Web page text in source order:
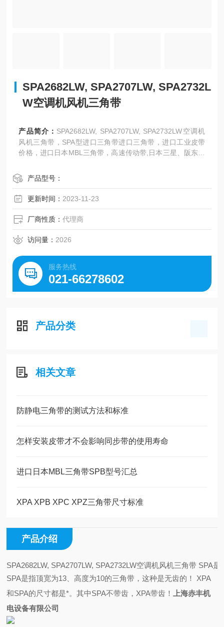
SPA2682LW, SPA2707LW, SPA2732L
W空调机风机三角带
产品简介： SPA2682LW, SPA2707LW, SPA2732LW空调机
风机三角带，SPA型进口三角带进口三角带，进口工业皮带
价格，进口日本MBL三角带，高速传动带,日本三星、阪东，
传动带，三角带，同步带，广角带。
产品型号：
更新时间： 2023-11-23
厂商性质：代理商
访问量： 2026
服务热线
021-66278602
产品分类
相关文章
防静电三角带的测试方法和标准
怎样安装皮带才不会影响同步带的使用寿命
进口日本MBL三角带SPB型号汇总
XPA XPB XPC XPZ三角带尺寸标准
产品介绍
SPA2682LW, SPA2707LW, SPA2732LW空调机风机三角带
SPA是指顶宽为13、高度为10的三角带，这种是无齿的！
XPA
和SPA的尺寸都是*。其中SPA不带齿，XPA带齿！
上海赤丰机
电设备有限公司